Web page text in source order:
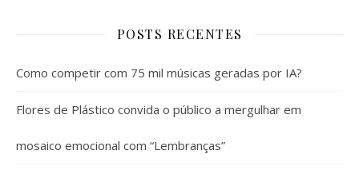
POSTS RECENTES
Como competir com 75 mil músicas geradas por IA?
Flores de Plástico convida o público a mergulhar em
mosaico emocional com “Lembranças”